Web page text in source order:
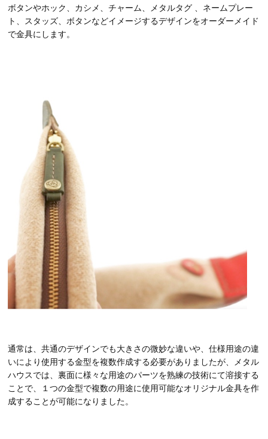
ボタンやホック、カシメ、チャーム、メタルタグ 、ネームプレー
ト、スタッズ、ボタンなどイメージするデザインをオーダーメイド
で金具にします。
通常は、共通のデザインでも大きさの微妙な違いや、仕様用途の違
いにより使用する金型を複数作成する必要がありましたが、メタル
ハウスでは、裏面に様々な用途のパーツを熟練の技術にて溶接する
ことで、１つの金型で複数の用途に使用可能なオリジナル金具を作
成することが可能になりました。